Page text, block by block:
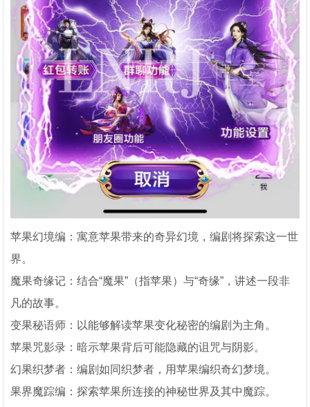
苹果幻境编：寓意苹果带来的奇异幻境，编剧将探索这一世
界。
魔果奇缘记：结合“魔果”（指苹果）与“奇缘”，讲述一段非
凡的故事。
变果秘语师：以能够解读苹果变化秘密的编剧为主角。
苹果咒影录：暗示苹果背后可能隐藏的诅咒与阴影。
幻果织梦者：编剧如同织梦者，用苹果编织奇幻梦境。
果界魔踪编：探索苹果所连接的神秘世界及其中魔踪。